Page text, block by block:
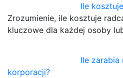
Ile
Zrozumienie, ile kosztuje
kluczowe dla każdej osoby
Ile
korporacji?